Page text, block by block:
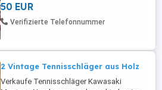
50 EUR
Verifizierte Telefonnummer
2 Vintage Tennisschläger aus Holz
Verkaufe Tennisschläger Kawasaki